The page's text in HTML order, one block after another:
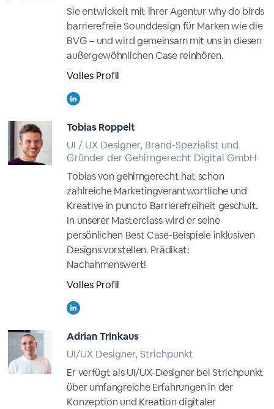
Sie entwickelt mit ihrer Agentur why do birds
barrierefreie Sounddesign für Marken wie die
BVG – und wird gemeinsam mit uns in diesen
außergewöhnlichen Case reinhören.
Volles Profil
Tobias Roppelt
UI / UX Designer, Brand-Spezialist und
Gründer der Gehirngerecht Digital GmbH
Tobias von gehirngerecht hat schon
zahlreiche Marketingverantwortliche und
Kreative in puncto Barrierefreiheit geschult.
In unserer Masterclass wird er seine
persönlichen Best Case-Beispiele inklusiven
Designs vorstellen. Prädikat:
Nachahmenswert!
Volles Profil
Adrian Trinkaus
UI/UX Designer, Strichpunkt
Er verfügt als UI/UX-Designer bei Strichpunkt
über umfangreiche Erfahrungen in der
Konzeption und Kreation digitaler